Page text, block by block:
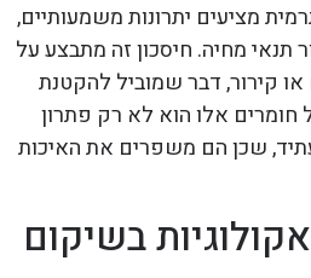
מציעים יתרונות משמעותיים,
תנאי מחיה. חיסכון זה מתבצע על
קירור, דבר שמוביל להקטנת
אלו הוא לא רק פתרון
שכן הם משפרים את האיכות
בשיקום